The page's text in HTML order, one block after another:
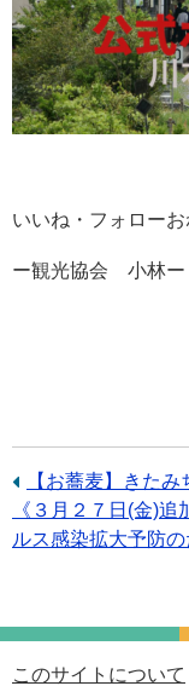
いいね・フォロー
ー観光協会 小林ー
前
の
記
【お蕎麦】きた
次
の
《３月２７日(金)
ルス感染拡大予防
このサイトについて